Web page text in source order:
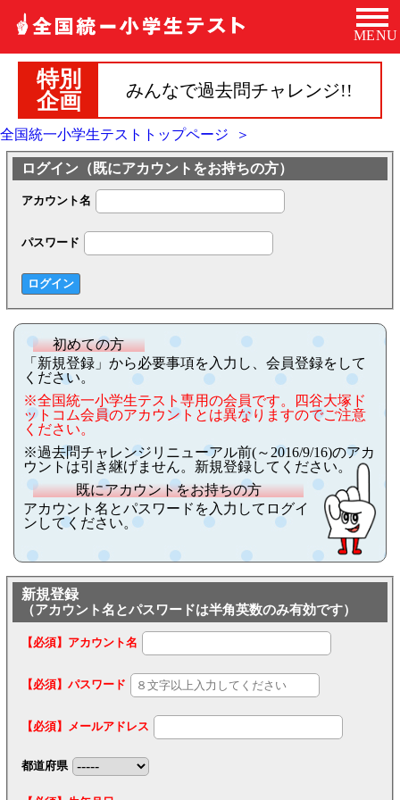
MENU
特別
企画
みんなで過去問チャレンジ!!
全国統一小学生テストトップページ ＞
ログイン（既にアカウントをお持ちの方）
アカウント名
パスワード
初めての方
「新規登録」から必要事項を入力し、会員登録をして
ください。
※全国統一小学生テスト専用の会員です。四谷大塚ド
ットコム会員のアカウントとは異なりますのでご注意
ください。
※過去問チャレンジリニューアル前(～2016/9/16)のアカ
ウントは引き継げません。新規登録してください。
既にアカウントをお持ちの方
アカウント名とパスワードを入力してログイ
ンしてください。
新規登録
（アカウント名とパスワードは半角英数のみ有効です）
【必須】アカウント名
【必須】パスワード
【必須】メールアドレス
都道府県